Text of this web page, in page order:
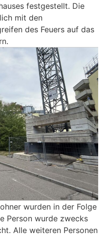
festgestellt. Die
mit den
des Feuers auf das
wurden in der Folge
Person wurde zwecks
Alle weiteren Personen